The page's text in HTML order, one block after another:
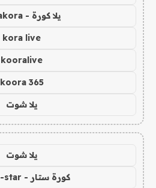
يلا كورة - yallakora
kora live
kooralive
koora 365
يلا شوت
يلا شوت
كورة ستار - koora-star